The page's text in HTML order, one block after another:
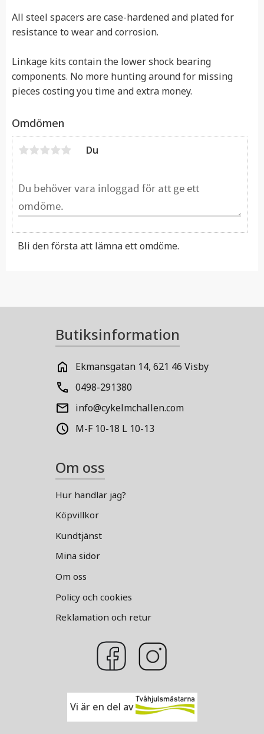
All steel spacers are case-hardened and plated for
resistance to wear and corrosion.
Linkage kits contain the lower shock bearing
components. No more hunting around for missing
pieces costing you time and extra money.
Omdömen
Du
Bli den första att lämna ett omdöme.
Butiksinformation
Ekmansgatan 14, 621 46 Visby
0498-291380
info@cykelmchallen.com
M-F 10-18 L 10-13
Om oss
Hur handlar jag?
Köpvillkor
Kundtjänst
Mina sidor
Om oss
Policy och cookies
Reklamation och retur
Vi är en del av